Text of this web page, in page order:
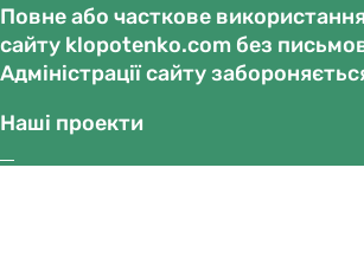
Повне або часткове
сайту klopotenko.com без
Адміністрації сайту
Наші проекти